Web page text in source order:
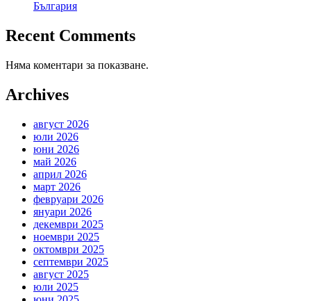
България
Recent Comments
Няма коментари за показване.
Archives
август 2026
юли 2026
юни 2026
май 2026
април 2026
март 2026
февруари 2026
януари 2026
декември 2025
ноември 2025
октомври 2025
септември 2025
август 2025
юли 2025